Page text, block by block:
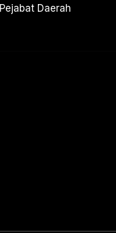
Pejabat Daerah